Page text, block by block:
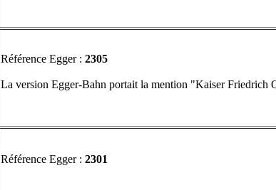
Référence Egger : 2305
La version Egger-Bahn portait la mention "Kaiser Friedrich
Référence Egger : 2301